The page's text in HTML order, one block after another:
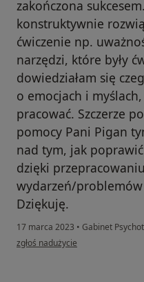
zakończona
konstruktywnie
ćwiczenie np.
narzędzi, które były
dowiedziałam się
o emocjach i
pracować. Szczerze
pomocy Pani Pigan
nad tym, jak
dzięki
wydarzeń/
Dziękuję.
17 marca 2023 • Gabinet
w opinii użytkownika Wdzięczna
zgłoś nadużycie